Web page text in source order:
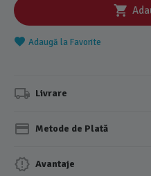
Adaugă la Favorite
Livrare
Metode de Plată
Avantaje